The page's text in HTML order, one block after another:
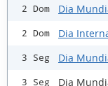
2 Dom Dia
2 Dom Dia
3 Seg Dia
3 Seg Dia